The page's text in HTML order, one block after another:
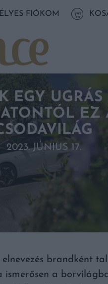
FIÓKOM
EGY UGRÁS
EZ
2023. JÚNIUS 17.
brandként
ismerősen a